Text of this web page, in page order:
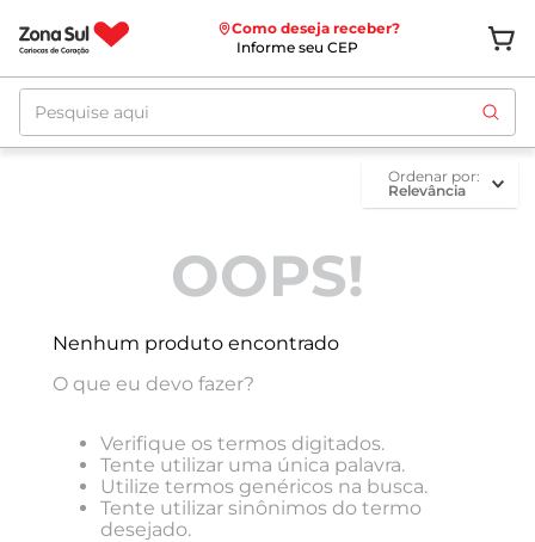
Como deseja receber?
Informe seu CEP
Pesquise aqui
ordenar por
Relevância
OOPS!
Nenhum produto encontrado
O que eu devo fazer?
Verifique os termos digitados.
Tente utilizar uma única palavra.
Utilize termos genéricos na busca.
Tente utilizar sinônimos do termo
desejado.